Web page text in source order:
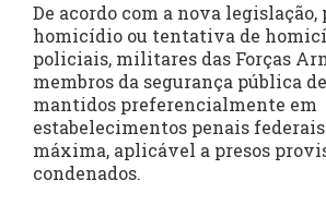
De acordo com a nova legislação,
homicídio ou tentativa de
policiais, militares das Forças
membros da segurança pública
mantidos preferencialmente em
estabelecimentos penais
máxima, aplicável a presos
condenados.